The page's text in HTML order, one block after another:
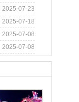
2025-07-23
2025-07-18
2025-07-08
2025-07-08